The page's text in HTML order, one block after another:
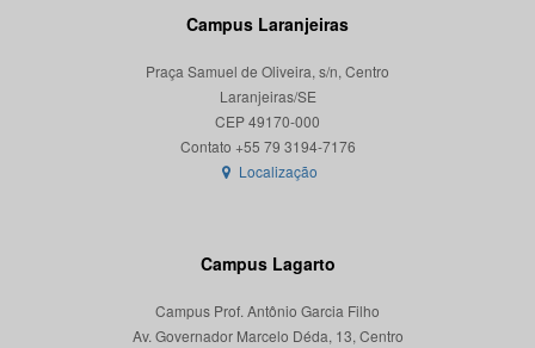
Campus Laranjeiras
Praça Samuel de Oliveira, s/n, Centro
Laranjeiras/SE
CEP 49170-000
Localização
Campus Lagarto
Campus Prof. Antônio Garcia Filho
Av. Governador Marcelo Déda, 13, Centro